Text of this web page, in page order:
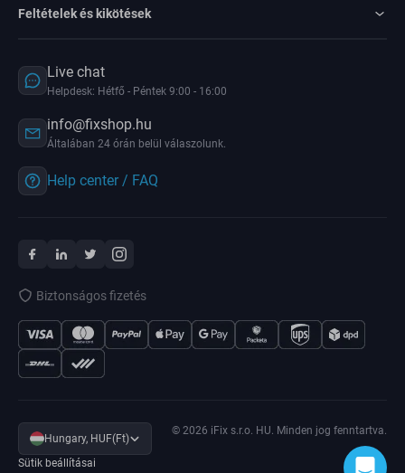
Feltételek és kikötések
Live chat
Helpdesk: Hétfő - Péntek 9:00 - 16:00
info@fixshop.hu
Általában 24 órán belül válaszolunk.
Help center / FAQ
Biztonságos fizetés
Hungary, HUF(Ft)
Sütik beállításai
© 2026 iFix s.r.o. HU. Minden jog fenntartva.